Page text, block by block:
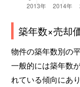
築年数×売却
物件の築年数別の
一般的には築年数
れている傾向にあ